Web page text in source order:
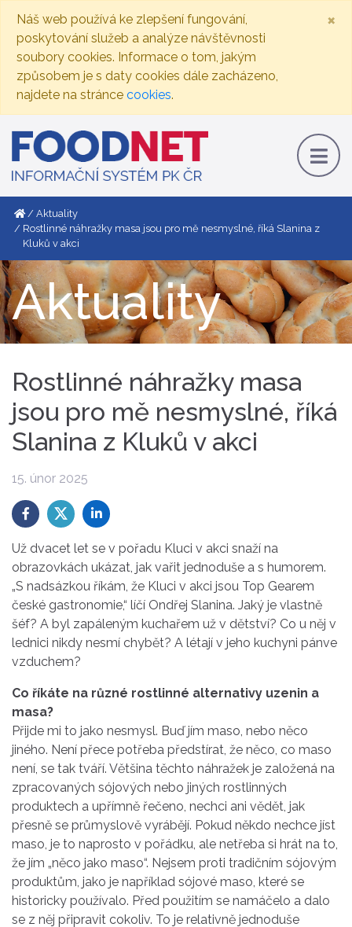
Náš web používá ke zlepšení fungování,
poskytování služeb a analýze návštěvnosti
soubory cookies. Informace o tom, jakým
způsobem je s daty cookies dále zacházeno,
najdete na stránce cookies.
×
Aktuality
Rostlinné náhražky masa jsou pro mě nesmyslné, říká Slanina z
Kluků v akci
Aktuality
Rostlinné náhražky masa
jsou pro mě nesmyslné, říká
Slanina z Kluků v akci
15. únor 2025
Už dvacet let se v pořadu Kluci v akci snaží na
obrazovkách ukázat, jak vařit jednoduše a s humorem.
„S nadsázkou říkám, že Kluci v akci jsou Top Gearem
české gastronomie,“ líčí Ondřej Slanina. Jaký je vlastně
šéf? A byl zapáleným kuchařem už v dětství? Co u něj v
lednici nikdy nesmí chybět? A létají v jeho kuchyni pánve
vzduchem?
Co říkáte na různé rostlinné alternativy uzenin a
masa?
Přijde mi to jako nesmysl. Buď jím maso, nebo něco
jiného. Není přece potřeba předstírat, že něco, co maso
není, se tak tváří. Většina těchto náhražek je založená na
zpracovaných sójových nebo jiných rostlinných
produktech a upřímně řečeno, nechci ani vědět, jak
přesně se průmyslově vyrábějí. Pokud někdo nechce jíst
maso, je to naprosto v pořádku, ale netřeba si hrát na to,
že jím „něco jako maso“. Nejsem proti tradičním sójovým
produktům, jako je například sójové maso, které se
historicky používalo. Před použitím se namáčelo a dalo
se z něj připravit cokoliv. To je relativně jednoduše